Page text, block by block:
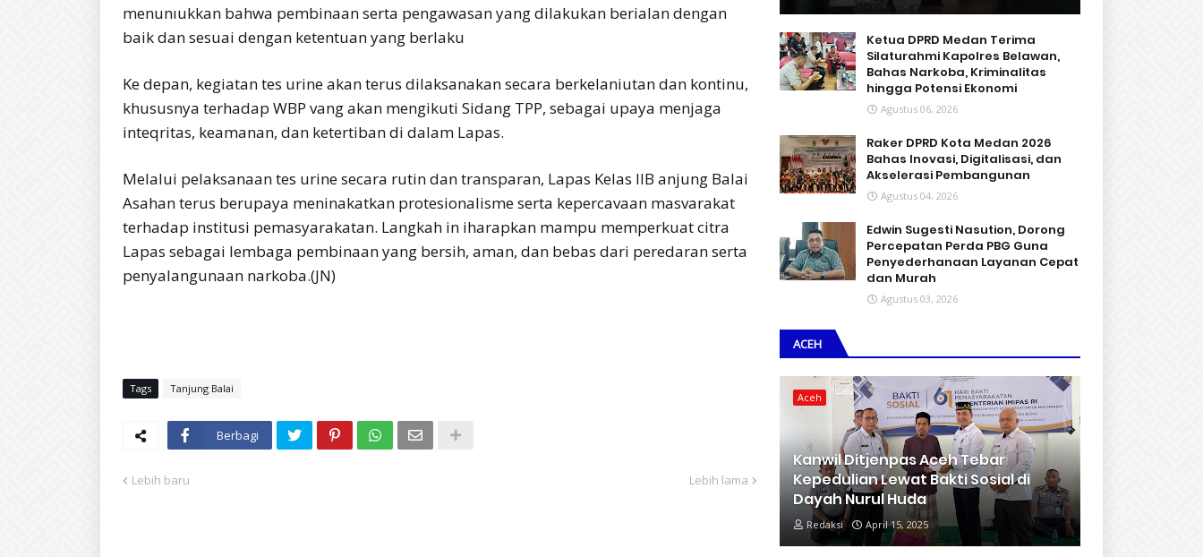
menunıukkan bahwa pembinaan serta pengawasan yang dilakukan berialan dengan
baik dan sesuai dengan ketentuan yang berlaku
Ke depan, kegiatan tes urine akan terus dilaksanakan secara berkelaniutan dan kontinu,
khususnya terhadap WBP vang akan mengikuti Sidang TPP, sebagai upaya menjaga
inteqritas, keamanan, dan ketertiban di dalam Lapas.
Melalui pelaksanaan tes urine secara rutin dan transparan, Lapas Kelas llB anjung Balai
Asahan terus berupaya meninakatkan protesionalisme serta kepercavaan masvarakat
terhadap institusi pemasyarakatan. Langkah in iharapkan mampu memperkuat citra
Lapas sebagai lembaga pembinaan yang bersih, aman, dan bebas dari peredaran serta
penyalangunaan narkoba.(JN)
Tags Tanjung Balai
Berbagi
Lebih baru Lebih lama
Ketua DPRD Medan Terima
Silaturahmi Kapolres Belawan,
Bahas Narkoba, Kriminalitas
hingga Potensi Ekonomi
Agustus 06, 2026
Raker DPRD Kota Medan 2026
Bahas Inovasi, Digitalisasi, dan
Akselerasi Pembangunan
Agustus 04, 2026
Edwin Sugesti Nasution, Dorong
Percepatan Perda PBG Guna
Penyederhanaan Layanan Cepat
dan Murah
Agustus 03, 2026
ACEH
Aceh
Kanwil Ditjenpas Aceh Tebar
Kepedulian Lewat Bakti Sosial di
Dayah Nurul Huda
Redaksi April 15, 2025